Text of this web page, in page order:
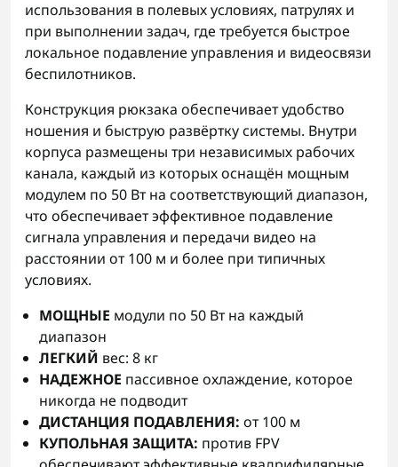
использования в полевых условиях, патрулях и
при выполнении задач, где требуется быстрое
локальное подавление управления и видеосвязи
беспилотников.
Конструкция рюкзака обеспечивает удобство
ношения и быструю развёртку системы. Внутри
корпуса размещены три независимых рабочих
канала, каждый из которых оснащён мощным
модулем по 50 Вт на соответствующий диапазон,
что обеспечивает эффективное подавление
сигнала управления и передачи видео на
расстоянии от 100 м и более при типичных
условиях.
МОЩНЫЕ модули по 50 Вт на каждый
диапазон
ЛЕГКИЙ вес: 8 кг
НАДЕЖНОЕ пассивное охлаждение, которое
никогда не подводит
ДИСТАНЦИЯ ПОДАВЛЕНИЯ: от 100 м
КУПОЛЬНАЯ ЗАЩИТА: против FPV